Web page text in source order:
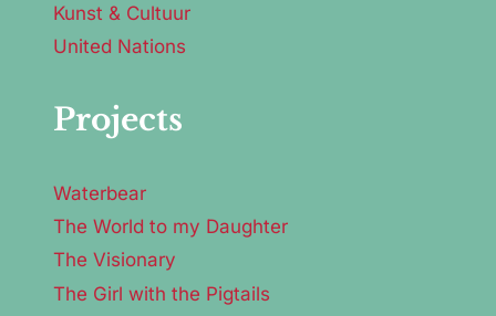
Kunst & Cultuur
United Nations
Projects
Waterbear
The World to my Daughter
The Visionary
The Girl with the Pigtails